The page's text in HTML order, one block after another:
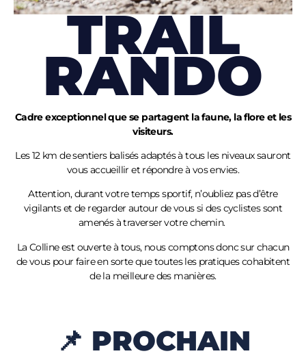
TRAIL
RANDO
Cadre exceptionnel que se partagent la faune, la flore et les
visiteurs.
Les 12 km de sentiers balisés adaptés à tous les niveaux sauront
vous accueillir et répondre à vos envies.
Attention, durant votre temps sportif, n’oubliez pas d’être
vigilants et de regarder autour de vous si des cyclistes sont
amenés à traverser votre chemin.
La Colline est ouverte à tous, nous comptons donc sur chacun
de vous pour faire en sorte que toutes les pratiques cohabitent
de la meilleure des manières.
📌 PROCHAIN